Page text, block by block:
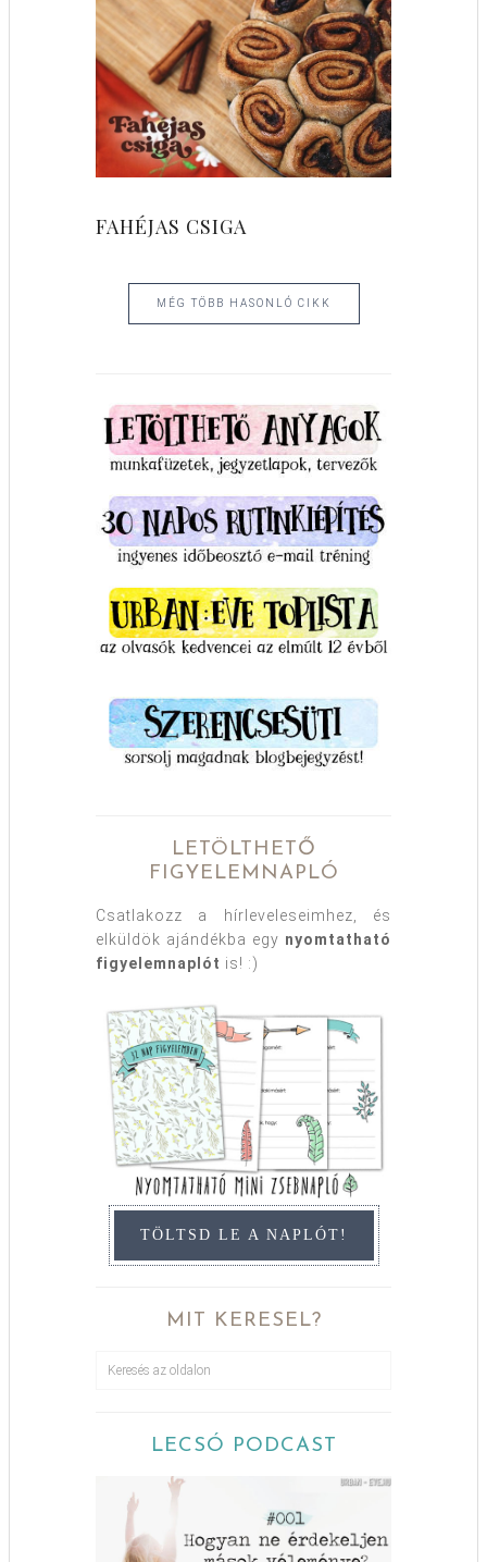
FAHÉJAS CSIGA
MÉG TÖBB HASONLÓ CIKK
LETÖLTHETŐ
FIGYELEMNAPLÓ
Csatlakozz a hírleveleseimhez, és
elküldök ajándékba egy nyomtatható
figyelemnaplót is! :)
TÖLTSD LE A NAPLÓT!
MIT KERESEL?
LECSÓ PODCAST